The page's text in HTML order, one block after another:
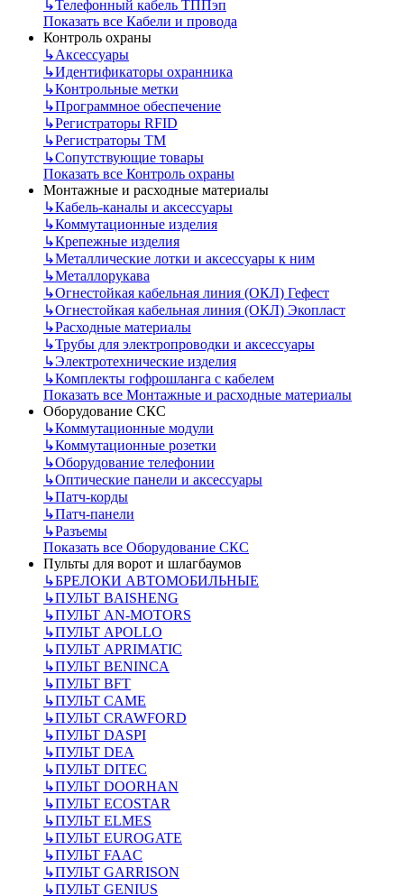
↳Телефонный кабель ТППэп
Показать все Кабели и провода
Контроль охраны
↳Аксессуары
↳Идентификаторы охранника
↳Контрольные метки
↳Программное обеспечение
↳Регистраторы RFID
↳Регистраторы ТМ
↳Сопутствующие товары
Показать все Контроль охраны
Монтажные и расходные материалы
↳Кабель-каналы и аксессуары
↳Коммутационные изделия
↳Крепежные изделия
↳Металлические лотки и аксессуары к ним
↳Металлорукава
↳Огнестойкая кабельная линия (ОКЛ) Гефест
↳Огнестойкая кабельная линия (ОКЛ) Экопласт
↳Расходные материалы
↳Трубы для электропроводки и аксессуары
↳Электротехнические изделия
↳Комплекты гофрошланга с кабелем
Показать все Монтажные и расходные материалы
Оборудование СКС
↳Коммутационные модули
↳Коммутационные розетки
↳Оборудование телефонии
↳Оптические панели и аксессуары
↳Патч-корды
↳Патч-панели
↳Разъемы
Показать все Оборудование СКС
Пульты для ворот и шлагбаумов
↳БРЕЛОКИ АВТОМОБИЛЬНЫЕ
↳ПУЛЬТ BAISHENG
↳ПУЛЬТ AN-MOTORS
↳ПУЛЬТ APOLLO
↳ПУЛЬТ APRIMATIC
↳ПУЛЬТ BENINCA
↳ПУЛЬТ BFT
↳ПУЛЬТ CAME
↳ПУЛЬТ CRAWFORD
↳ПУЛЬТ DASPI
↳ПУЛЬТ DEA
↳ПУЛЬТ DITEC
↳ПУЛЬТ DOORHAN
↳ПУЛЬТ ECOSTAR
↳ПУЛЬТ ELMES
↳ПУЛЬТ EUROGATE
↳ПУЛЬТ FAAC
↳ПУЛЬТ GARRISON
↳ПУЛЬТ GENIUS